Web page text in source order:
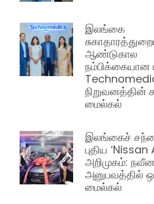
இலங்கை
ஆண்டுகால
நிறுவனத்தின்
மைல்கல்
இலங்கைச்
புதிய
அறிமுகம்:
அனுபவத்தில்
மைல்கல்